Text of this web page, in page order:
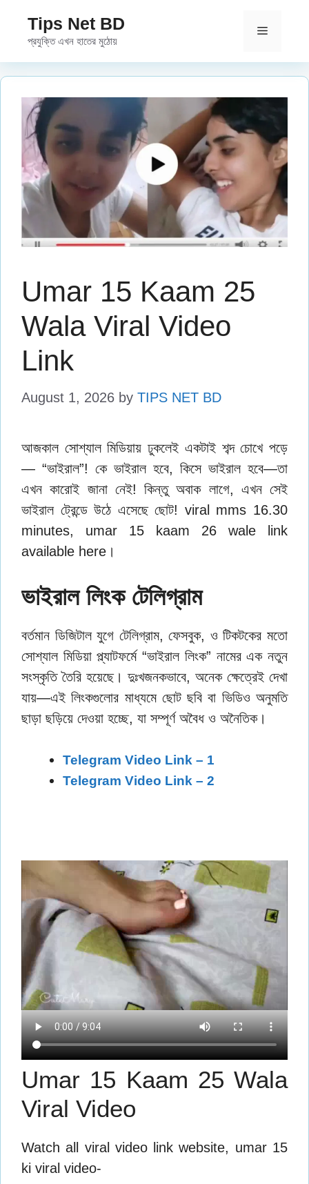
content
Tips Net BD
প্রযুক্তি এখন হাতের মুঠোয়
Menu
Umar 15 Kaam 25
Wala Viral Video
Link
August 1, 2026 by TIPS NET BD
আজকাল সোশ্যাল মিডিয়ায় ঢুকলেই একটাই শব্দ চোখে পড়ে
— “ভাইরাল”! কে ভাইরাল হবে, কিসে ভাইরাল হবে—তা
এখন কারোই জানা নেই! কিন্তু অবাক লাগে, এখন সেই
ভাইরাল ট্রেন্ডে উঠে এসেছে ছোট! viral mms 16.30
minutes, umar 15 kaam 26 wale link
available here।
ভাইরাল লিংক টেলিগ্রাম
বর্তমান ডিজিটাল যুগে টেলিগ্রাম, ফেসবুক, ও টিকটকের মতো
সোশ্যাল মিডিয়া প্ল্যাটফর্মে “ভাইরাল লিংক” নামের এক নতুন
সংস্কৃতি তৈরি হয়েছে। দুঃখজনকভাবে, অনেক ক্ষেত্রেই দেখা
যায়—এই লিংকগুলোর মাধ্যমে ছোট ছবি বা ভিডিও অনুমতি
ছাড়া ছড়িয়ে দেওয়া হচ্ছে, যা সম্পূর্ণ অবৈধ ও অনৈতিক।
Telegram Video Link – 1
Telegram Video Link – 2
Umar 15 Kaam 25 Wala
Viral Video
Watch all viral video link website, umar 15
ki viral video-